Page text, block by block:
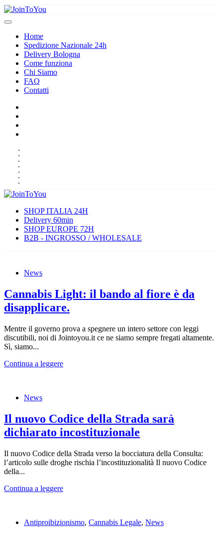
Home
Spedizione Nazionale 24h
Delivery Bologna
Come funziona
Chi Siamo
FAQ
Contatti
SHOP ITALIA 24H
Delivery 60min
SHOP EUROPE 72H
B2B - INGROSSO / WHOLESALE
News
Cannabis Light: il bando al fiore è da
disapplicare.
Mentre il governo prova a spegnere un intero settore con leggi
discutibili, noi di Jointoyou.it ce ne siamo sempre fregati altamente.
Sì, siamo...
Continua a leggere
News
Il nuovo Codice della Strada sarà
dichiarato incostituzionale
Il nuovo Codice della Strada verso la bocciatura della Consulta:
l’articolo sulle droghe rischia l’incostituzionalità Il nuovo Codice
della...
Continua a leggere
Antiproibizionismo, Cannabis Legale, News